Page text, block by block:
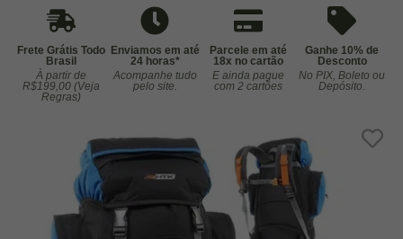
Frete Grátis Todo
Brasil
À partir de
R$199,00 (Veja
Regras)
Enviamos em até
24 horas*
Acompanhe tudo
pelo site.
Parcele em até
18x no cartão
E ainda pague
com 2 cartões
Ganhe 10% de
Desconto
No PIX, Boleto ou
Depósito.